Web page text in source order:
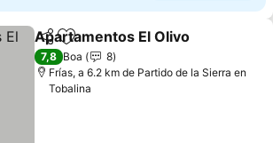
PartilharAdicionar aos favoritos
Apartamentos El Olivo
7,8 Boa
8
Frías, a 6.2 km de Partido de la Sierra en
Tobalina